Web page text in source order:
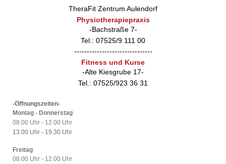
TheraFit Zentrum Aulendorf
Physiotherapiepraxis
-Bachstraße 7-
Tel.: 07525/9 111 00
-------------------------------
Fitness und Kurse
-Alte Kiesgrube 17-
Tel.: 07525/923 36 31
-Öffnungszeiten-
Montag - Donnerstag
08.00 Uhr - 12.00 Uhr
13.00 Uhr - 19.30 Uhr
Freitag
08.00 Uhr - 12.00 Uhr